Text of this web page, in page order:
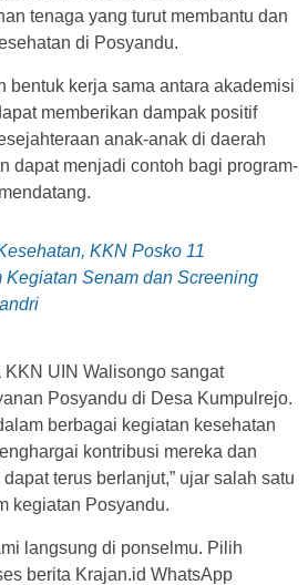
tenaga yang turut membantu dan
di Posyandu.
bentuk kerja sama antara akademisi
memberikan dampak positif
anak-anak di daerah
dapat menjadi contoh bagi program-
KKN Posko 11
Senam dan Screening
KKN UIN Walisongo sangat
Posyandu di Desa Kumpulrejo.
berbagai kegiatan kesehatan
kontribusi mereka dan
terus berlanjut,” ujar salah satu
kegiatan Posyandu.
langsung di ponselmu. Pilih
berita Krajan.id WhatsApp